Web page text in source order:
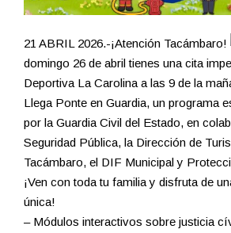
21 ABRIL 2026.-¡Atención Tacámbaro!
domingo 26 de abril tienes una cita
Deportiva La Carolina a las 9 de la
Llega Ponte en Guardia, un programa
por la Guardia Civil del Estado, en
Seguridad Pública, la Dirección de
Tacámbaro, el DIF Municipal y
¡Ven con toda tu familia y disfruta de
única!
– Módulos interactivos sobre justicia